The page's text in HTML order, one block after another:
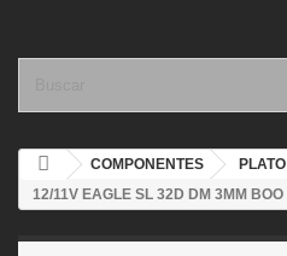
COMPONENTES PLATO
12/11V EAGLE SL 32D DM 3MM BOO